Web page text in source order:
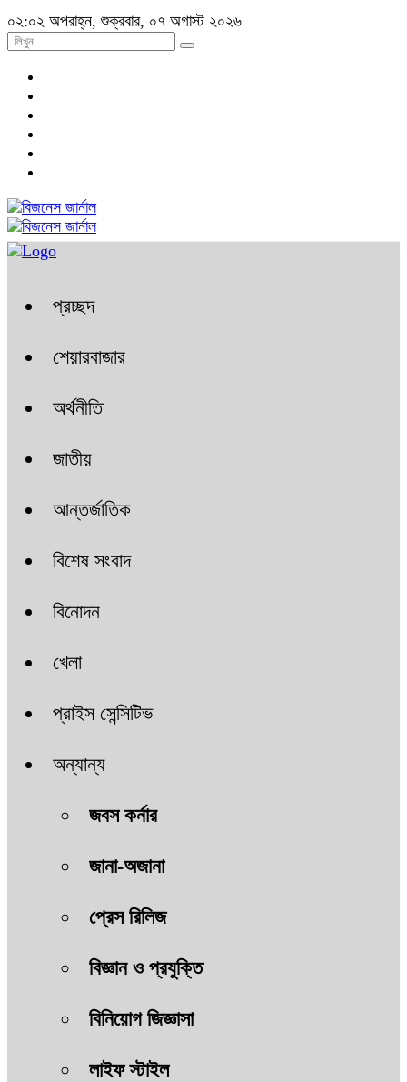
০২:০২ অপরাহ্ন, শুক্রবার, ০৭ অগাস্ট ২০২৬
প্রচ্ছদ
শেয়ারবাজার
অর্থনীতি
জাতীয়
আন্তর্জাতিক
বিশেষ সংবাদ
বিনোদন
খেলা
প্রাইস সেন্সিটিভ
অন্যান্য
জবস কর্নার
জানা-অজানা
প্রেস রিলিজ
বিজ্ঞান ও প্রযুক্তি
বিনিয়োগ জিজ্ঞাসা
লাইফ স্টাইল